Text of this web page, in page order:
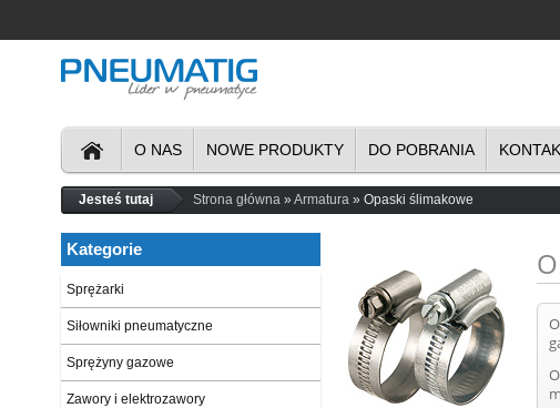
O NAS NOWE PRODUKTY DO POBRANIA
Jesteś tutaj Strona główna Armatura Opaski ślimakowe
Kategorie
Sprężarki
Siłowniki pneumatyczne
Sprężyny gazowe
Zawory i elektrozawory